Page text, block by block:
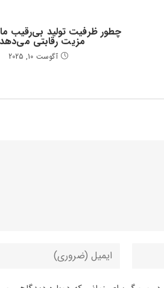
چطور ظرفیت تولید بی‌رقیب
مزیت رقابتی
آگوست 10, 2025